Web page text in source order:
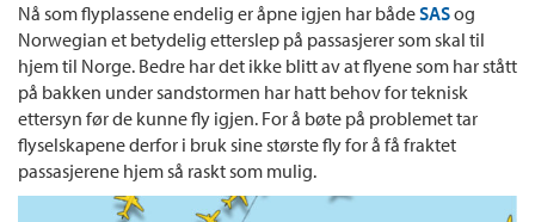
Nå som flyplassene endelig er åpne igjen har bådeSASog
Norwegian et betydelig etterslep på passasjerer som skal til
hjem til Norge. Bedre har det ikke blitt av at flyene som har stått
på bakken under sandstormen har hatt behov for teknisk
ettersyn før de kunne fly igjen. For å bøte på problemet tar
flyselskapene derfor i bruk sine største fly for å få fraktet
passasjerene hjem så raskt som mulig.